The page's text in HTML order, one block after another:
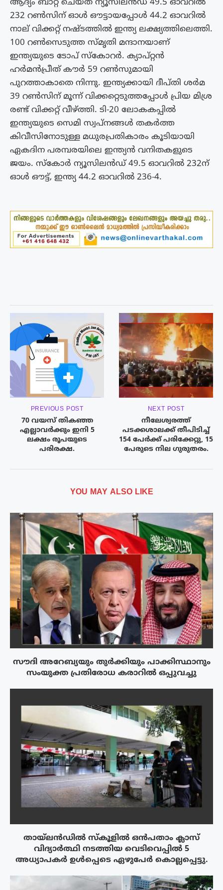
ആദ്യം ബാറ്റ് ചെയ്ത ന്യൂസിലന്‍ഡ് 49.5 ഓവറില്‍
232 റണ്‍സിന് ഓള്‍ ഔട്ടായപ്പോള്‍ 44.2 ഓവറില്‍
നാല് വിക്കറ്റ് നഷ്ടത്തില്‍ ഇന്ത്യ ലക്ഷ്യത്തിലെത്തി.
100 റണ്‍സെടുത്ത സ്മൃതി മന്ദാനയാണ്
ഇന്ത്യയുടെ ടോപ് സ്കോറര്‍. ക്യാപ്റ്റൻ
ഹര്‍മന്‍പ്രീത് കൗര്‍ 59 റണ്‍സുമായി
പുറത്താകാതെ നിന്നു. ഇന്ത്യക്കായി ദീപ്തി ശര്‍മ
39 റണ്‍സിന് മൂന്ന് വിക്കറ്റെടുത്തപ്പോള്‍ പ്രിയ മിശ്ര
രണ്ട് വിക്കറ്റ് വീഴ്ത്തി. ടി-20 ലോകകപ്പില്‍
ഇന്ത്യയുടെ സെമി സ്വപ്നങ്ങള്‍ തകര്‍ത്ത
കിവീസിനോടുള്ള മധുരപ്രതികാരം കൂടിയായി
ഏകദിന പരമ്പരയിലെ ഇന്ത്യൻ വനിതകളുടെ
ജയം. സ്കോര്‍ ന്യൂസിലന്‍ഡ് 49.5 ഓവറില്‍ 232ന്
ഓള്‍ ഔട്ട്, ഇന്ത്യ 44.2 ഓവറില്‍ 236-4.
PREVIOUS POST
70 വയസ് തികഞ്ഞ
എല്ലാവർക്കും ഇനി 5
ലക്ഷം രൂപയുടെ
പരിരക്ഷ.
NEXT POST
നീലേശ്വരത്ത്
പടക്കശാലക്ക് തീപിടിച്ച്
154 പേർക്ക് പരിക്കേറ്റു, 15
പേരുടെ നില ഗുരുതരം.
YOU MAY ALSO LIKE
സൗദി അറേബ്യയും തുർക്കിയും പാക്കിസ്ഥാനും
സംയുക്ത പ്രതിരോധ കരാറിൽ ഒപ്പുവച്ചു
തായ്‌ലൻഡിൽ സ്കൂളിൽ ഒൻപതാം ക്ലാസ്
വിദ്യാർത്ഥി നടത്തിയ വെടിവെപ്പിൽ 5
അധ്യാപകർ ഉൾപ്പെടെ ഏഴുപേർ കൊല്ലപ്പെട്ടു.